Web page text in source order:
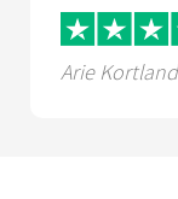
Arie Kortland